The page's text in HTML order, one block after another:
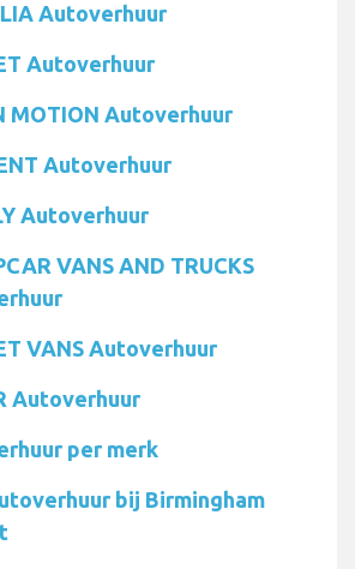
Autoverhuur
Autoverhuur
MOTION Autoverhuur
Autoverhuur
Autoverhuur
VANS AND TRUCKS
VANS Autoverhuur
Autoverhuur
per merk
bij Birmingham